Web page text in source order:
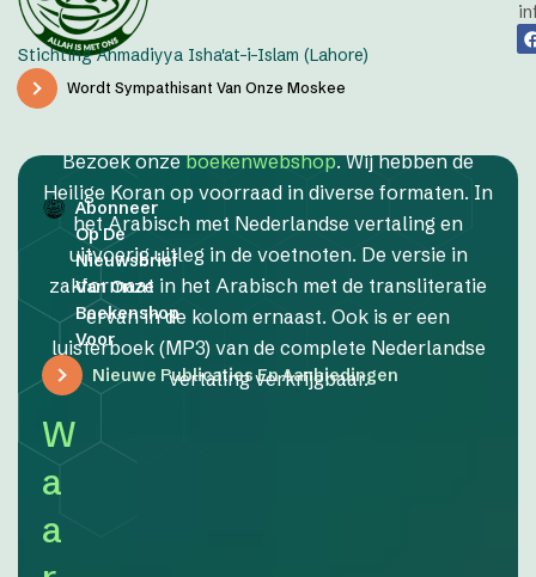
Stichting Ahmadiyya Isha'at-i-Islam (Lahore)
Wordt Sympathisant Van Onze Moskee
Abonneer
Op De
Nieuwsbrief
Van Onze
Boekenshop
Voor
Nieuwe Publicaties En Aanbiedingen
W
a
a
Bezoek onzeboekenwebshop. Wij hebben de
Heilige Koran op voorraad in diverse formaten. In
het Arabisch met Nederlandse vertaling en
uitvoerig uitleg in de voetnoten. De versie in
zakformaat in het Arabisch met de transliteratie
ervan in de kolom ernaast. Ook is er een
luisterboek (MP3) van de complete Nederlandse
vertaling verkrijgbaar.